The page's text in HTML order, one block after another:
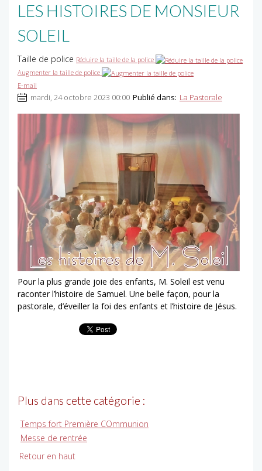
LES HISTOIRES DE MONSIEUR
SOLEIL
Taille de police Réduire la taille de la police
Augmenter la taille de police
E-mail
mardi, 24 octobre 2023 00:00 Publié dans: La Pastorale
Pour la plus grande joie des enfants, M. Soleil est venu
raconter l’histoire de Samuel. Une belle façon, pour la
pastorale, d’éveiller la foi des enfants et l’histoire de Jésus.
Plus dans cette catégorie :
Temps fort Première COmmunion
Messe de rentrée
Retour en haut